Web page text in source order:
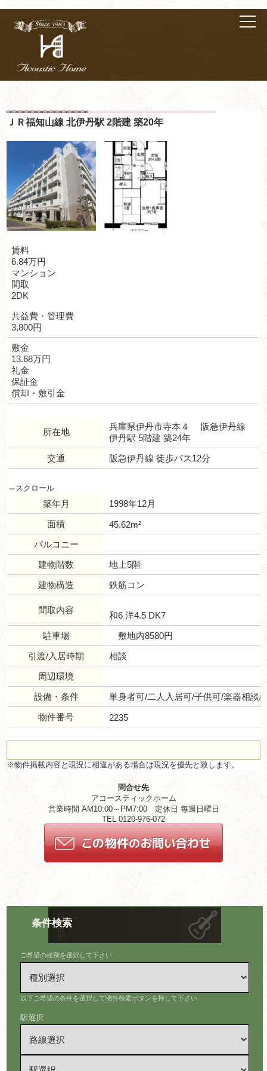
条件検索
ご希望の種別を選択して下さい
以下ご希望の条件を選択して物件検索ボタンを押して下さい
駅選択
ＪＲ福知山線 北伊丹駅 2階建 築20年
賃料
6.84万円
マンション
間取
2DK
共益費・管理費
3,800円
敷金
13.68万円
礼金
保証金
償却・敷引金
所在地
兵庫県伊丹市寺本４ 阪急伊丹線
伊丹駅 5階建 築24年
交通
阪急伊丹線 徒歩バス12分
築年月
1998年12月
面積
45.62m²
バルコニー
建物階数
地上5階
建物構造
鉄筋コン
間取内容
和6 洋4.5 DK7
駐車場
敷地内8580円
引渡/入居時期
相談
周辺環境
設備・条件
単身者可/二人入居可/子供可/楽器相談/
物件番号
2235
※物件掲載内容と現況に相違がある場合は現況を優先と致します。
問合せ先
アコースティックホーム
営業時間 AM10:00～PM7:00 定休日 毎週日曜日
TEL 0120-976-072